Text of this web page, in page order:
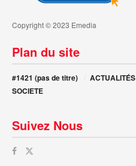
Copyright © 2023 Emedia
Plan du site
#1421 (pas de titre) ACTUALITÉS
SOCIETE
Suivez Nous